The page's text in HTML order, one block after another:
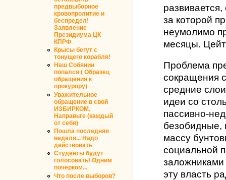
предвыборное
кровопролитие и
беспредел!
Заявление
Президиума ЦК
КПРФ
Крысы бегут с
тонущего корабля!
Наш Собянин
попался ( Образец
обращения к
прокурору)
Уважительное
обращение в свой
ИЗБИРКОМ.
Направьте (каждый
от себя)
Пошла последняя
неделя... Надо
действовать
Студенты будут
голосовать! Одним
почерком...
Что после выборов?
за которой
неумолимо
месяцы.
Проблема
сокращения
средние
идеи со
пассивно-
безобидные,
массу
социальной
эту власть